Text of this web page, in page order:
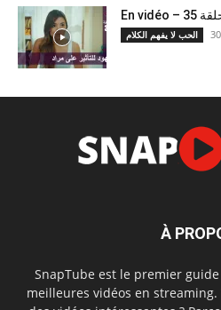
الحب لا يفهم الكلام
À
SnapTube est le premier
meilleures vidéos en